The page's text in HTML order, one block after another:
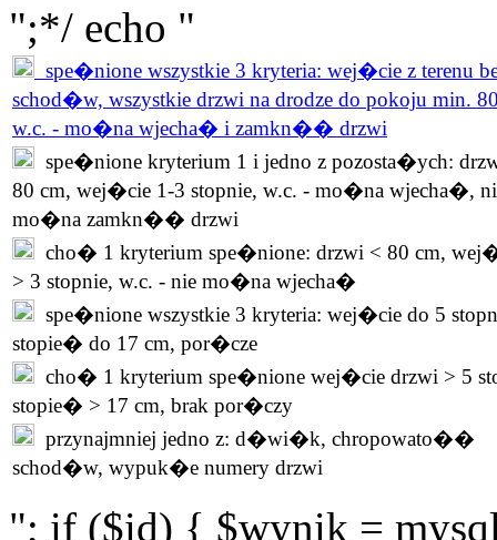
";*/ echo "
spe�nione wszystkie 3 kryteria: wej�cie z terenu
schod�w, wszystkie drzwi na drodze do pokoju min.
w.c. - mo�na wjecha� i zamkn�� drzwi
spe�nione kryterium 1 i jedno z pozosta�ych:
80 cm, wej�cie 1-3 stopnie, w.c. - mo�na wjecha�,
mo�na zamkn�� drzwi
cho� 1 kryterium spe�nione: drzwi < 80 cm,
> 3 stopnie, w.c. - nie mo�na wjecha�
spe�nione wszystkie 3 kryteria: wej�cie do 5
stopie� do 17 cm, por�cze
cho� 1 kryterium spe�nione wej�cie drzwi > 5
stopie� > 17 cm, brak por�czy
przynajmniej jedno z: d�wi�k, chropowato��
schod�w, wypuk�e numery drzwi
"; if ($id) { $wynik =